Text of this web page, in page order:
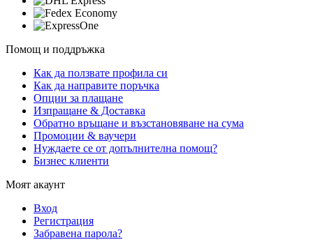
Помощ и поддръжка
Как да ползвате профила си
Как да направите поръчка
Опции за плащане
Изпращане & Доставка
Обратно връщане и възстановяване на сума
Промоции & ваучери
Нуждаете се от допълнителна помощ?
Бизнес клиенти
Моят акаунт
Вход
Регистрация
Забравена парола?